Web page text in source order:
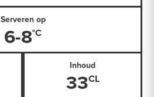
Serveren op
6-8
Inhoud
33